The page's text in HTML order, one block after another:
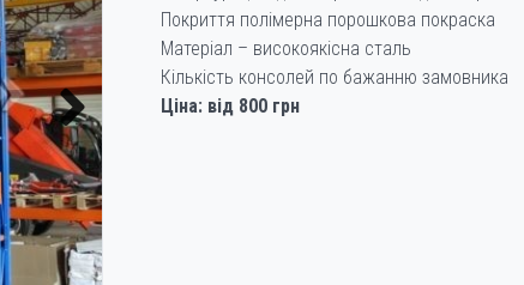
Покриття полімерна порошкова покраска
Матеріал – високоякісна сталь
Кількість консолей по бажанню замовника
Ціна: від 800 грн